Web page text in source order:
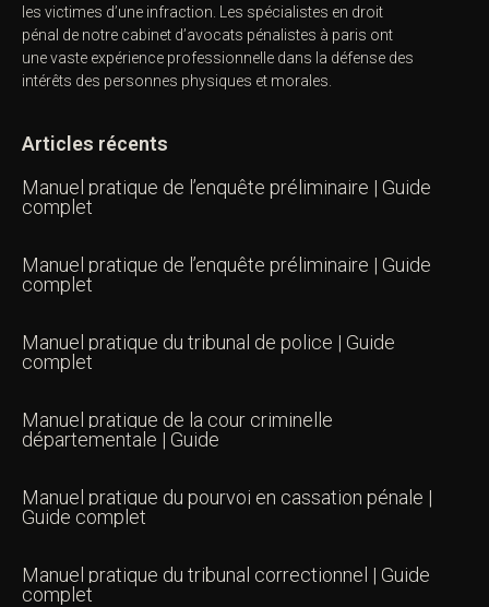
les victimes d’une infraction. Les spécialistes en droit
pénal de notre cabinet d’avocats pénalistes à paris ont
une vaste expérience professionnelle dans la défense des
intérêts des personnes physiques et morales.
Articles récents
Manuel pratique de l’enquête préliminaire | Guide
complet
Manuel pratique de l’enquête préliminaire | Guide
complet
Manuel pratique du tribunal de police | Guide
complet
Manuel pratique de la cour criminelle
départementale | Guide
Manuel pratique du pourvoi en cassation pénale |
Guide complet
Manuel pratique du tribunal correctionnel | Guide
complet